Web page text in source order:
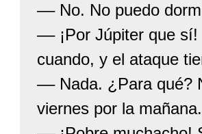
–– No. No puedo
–– ¡Por Júpiter que
cuando, y el ataque
–– Nada. ¿Para qué?
viernes por la mañana.